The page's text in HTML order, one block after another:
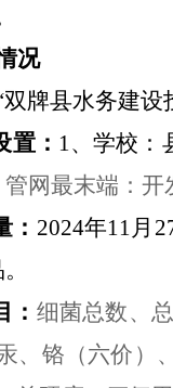
况
双牌县水务建设
置： 1、学校：
网最末端： 开
： 2024年11月
： 细菌总数、
、铬（六价）